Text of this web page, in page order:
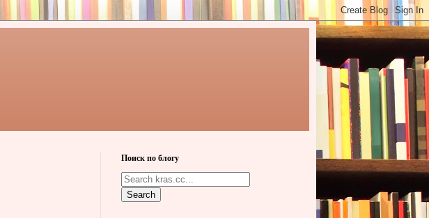
Поиск по блогу
Search